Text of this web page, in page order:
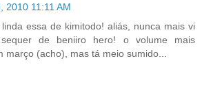
2010 11:11 AM
essa de kimitodo! aliás, nunca mais vi
de beniiro hero! o volume mais
março (acho), mas tá meio sumido...